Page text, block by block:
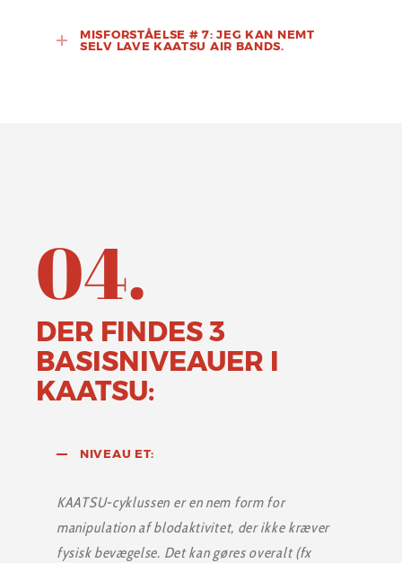
MISFORSTÅELSE # 7: JEG KAN NEMT
SELV LAVE KAATSU AIR BANDS.
04.
DER FINDES 3
BASISNIVEAUER I
KAATSU:
NIVEAU ET:
KAATSU-cyklussen er en nem form for
manipulation af blodaktivitet, der ikke kræver
fysisk bevægelse. Det kan gøres overalt (fx